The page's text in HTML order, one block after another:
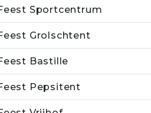
Sportcentrum
Grolschtent
Bastille
Pepsitent